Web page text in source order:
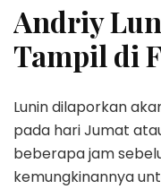
Andriy
Tampil di
Lunin dilaporkan
pada hari Jumat
beberapa jam
kemungkinannya